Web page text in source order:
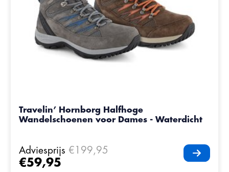
Travelin’ Hornborg Halfhoge
Wandelschoenen voor Dames - Waterdicht
Adviesprijs €199,95
€59,95